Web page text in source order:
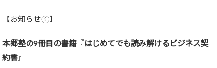
【お知らせ②】
本郷塾の9冊目の書籍 『 はじめてでも読み解けるビジネス契
約書』